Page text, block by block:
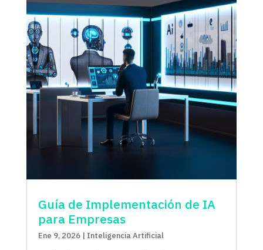
Guía de Implementación de IA
para Empresas
Ene 9, 2026| Inteligencia Artificial